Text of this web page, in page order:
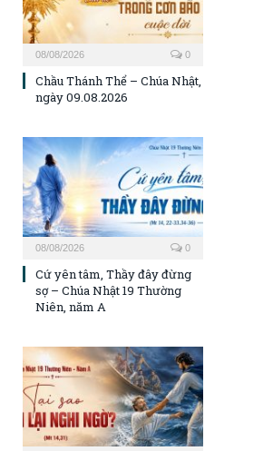
08/08/2026 0
Chầu Thánh Thể – Chúa Nhật,
ngày 09.08.2026
08/08/2026 0
Cứ yên tâm, Thầy đây đừng
sợ – Chúa Nhật 19 Thường
Niên, năm A